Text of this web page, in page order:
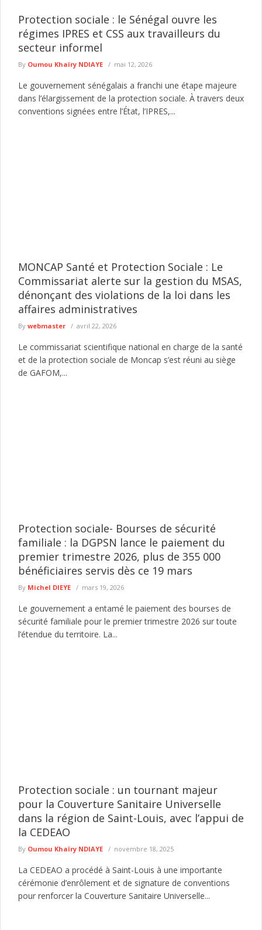
Protection sociale : le Sénégal ouvre les
régimes IPRES et CSS aux travailleurs du
secteur informel
By Oumou Khaïry NDIAYE mai 12, 2026
Le gouvernement sénégalais a franchi une étape majeure
dans l’élargissement de la protection sociale. À travers deux
conventions signées entre l’État, l’IPRES,...
MONCAP Santé et Protection Sociale : Le
Commissariat alerte sur la gestion du MSAS,
dénonçant des violations de la loi dans les
affaires administratives
By webmaster avril 22, 2026
Le commissariat scientifique national en charge de la santé
et de la protection sociale de Moncap s’est réuni au siège
de GAFOM,...
Protection sociale- Bourses de sécurité
familiale : la DGPSN lance le paiement du
premier trimestre 2026, plus de 355 000
bénéficiaires servis dès ce 19 mars
By Michel DIEYE mars 19, 2026
Le gouvernement a entamé le paiement des bourses de
sécurité familiale pour le premier trimestre 2026 sur toute
l’étendue du territoire. La...
Protection sociale : un tournant majeur
pour la Couverture Sanitaire Universelle
dans la région de Saint-Louis, avec l’appui de
la CEDEAO
By Oumou Khaïry NDIAYE novembre 18, 2025
La CEDEAO a procédé à Saint-Louis à une importante
cérémonie d’enrôlement et de signature de conventions
pour renforcer la Couverture Sanitaire Universelle...